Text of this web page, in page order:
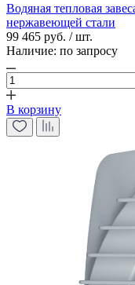
Водяная тепловая
нержавеющей стали
99 465 руб. / шт.
Наличие: по запросу
В корзину